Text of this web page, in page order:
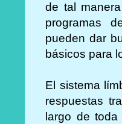
de tal
programas
pueden dar
básicos para
El sistema
respuestas
largo de